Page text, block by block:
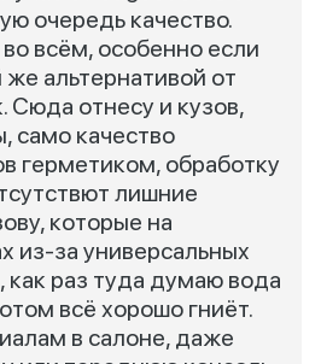
очередь качество.
всём, особенно если
же альтернативой от
Сюда отнесу и кузов,
само качество
герметиком, обработку
лишние
которые на
из-за универсальных
раз туда думаю вода
всё хорошо гниёт.
в салоне, даже